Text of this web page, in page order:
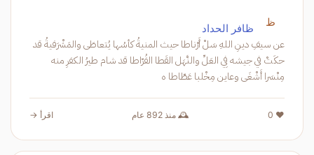
ظ ظافر الحداد
عن سيفِ دينِ اللهِ سَلْ أَرْناطا حيث المنيةُ كأسُها يُتعاطَى والمَشْرَفيةُ قد
حكَتْ في جيشه فِي العَلِّ والنَّهَل القَطا الفُرّاطا قد شام طيرُ الكفرِ منه
مِنْسَرا أَشْغَى وعاين مِخْلبا عَطّاطا ه
❤️ 0 🕰️ منذ 892 عام اقرأ →